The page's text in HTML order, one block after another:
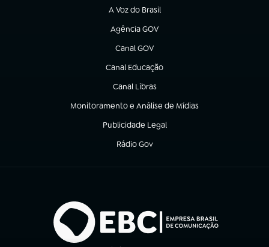
A Voz do Brasil
(abre em nova aba)
Agência GOV
(abre em nova aba)
Canal GOV
(abre em nova aba)
Canal Educação
(abre em nova aba)
Canal Libras
(abre em nova aba)
Monitoramento e Análise de Mídias
(abre em nova aba)
Publicidade Legal
(abre em nova aba)
Rádio Gov
(abre em nova aba)